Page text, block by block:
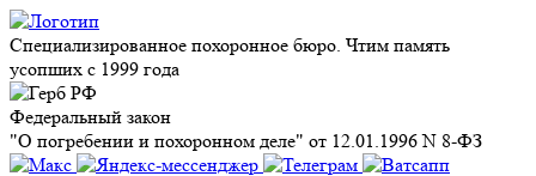
Специализированное похоронное бюро. Чтим память
усопших с 1999 года
Федеральный закон
"О погребении и похоронном деле" от 12.01.1996 N 8-ФЗ